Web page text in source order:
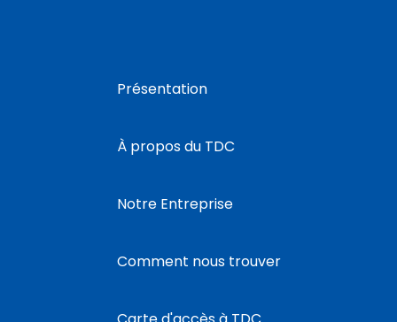
Présentation
À propos du TDC
Notre Entreprise
Comment nous trouver